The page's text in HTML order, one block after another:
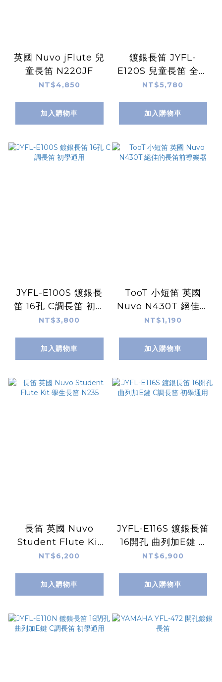
英國 Nuvo jFlute 兒
童長笛 N220JF
NT$4,850
加入購物車
鍍銀長笛 JYFL-
E120S 兒童長笛 全配
(直嘴+彎嘴)+教本
NT$5,780
加入購物車
JYFL-E100S 鍍銀長
笛 16孔 C調長笛 初學
通用
NT$3,800
加入購物車
TooT 小短笛 英國
Nuvo N430T 絕佳的
長笛前導樂器
NT$1,190
加入購物車
長笛 英國 Nuvo
Student Flute Kit
學生長笛 N235
NT$6,200
加入購物車
JYFL-E116S 鍍銀長笛
16開孔 曲列加E鍵 C
調長笛 初學通用
NT$6,900
加入購物車